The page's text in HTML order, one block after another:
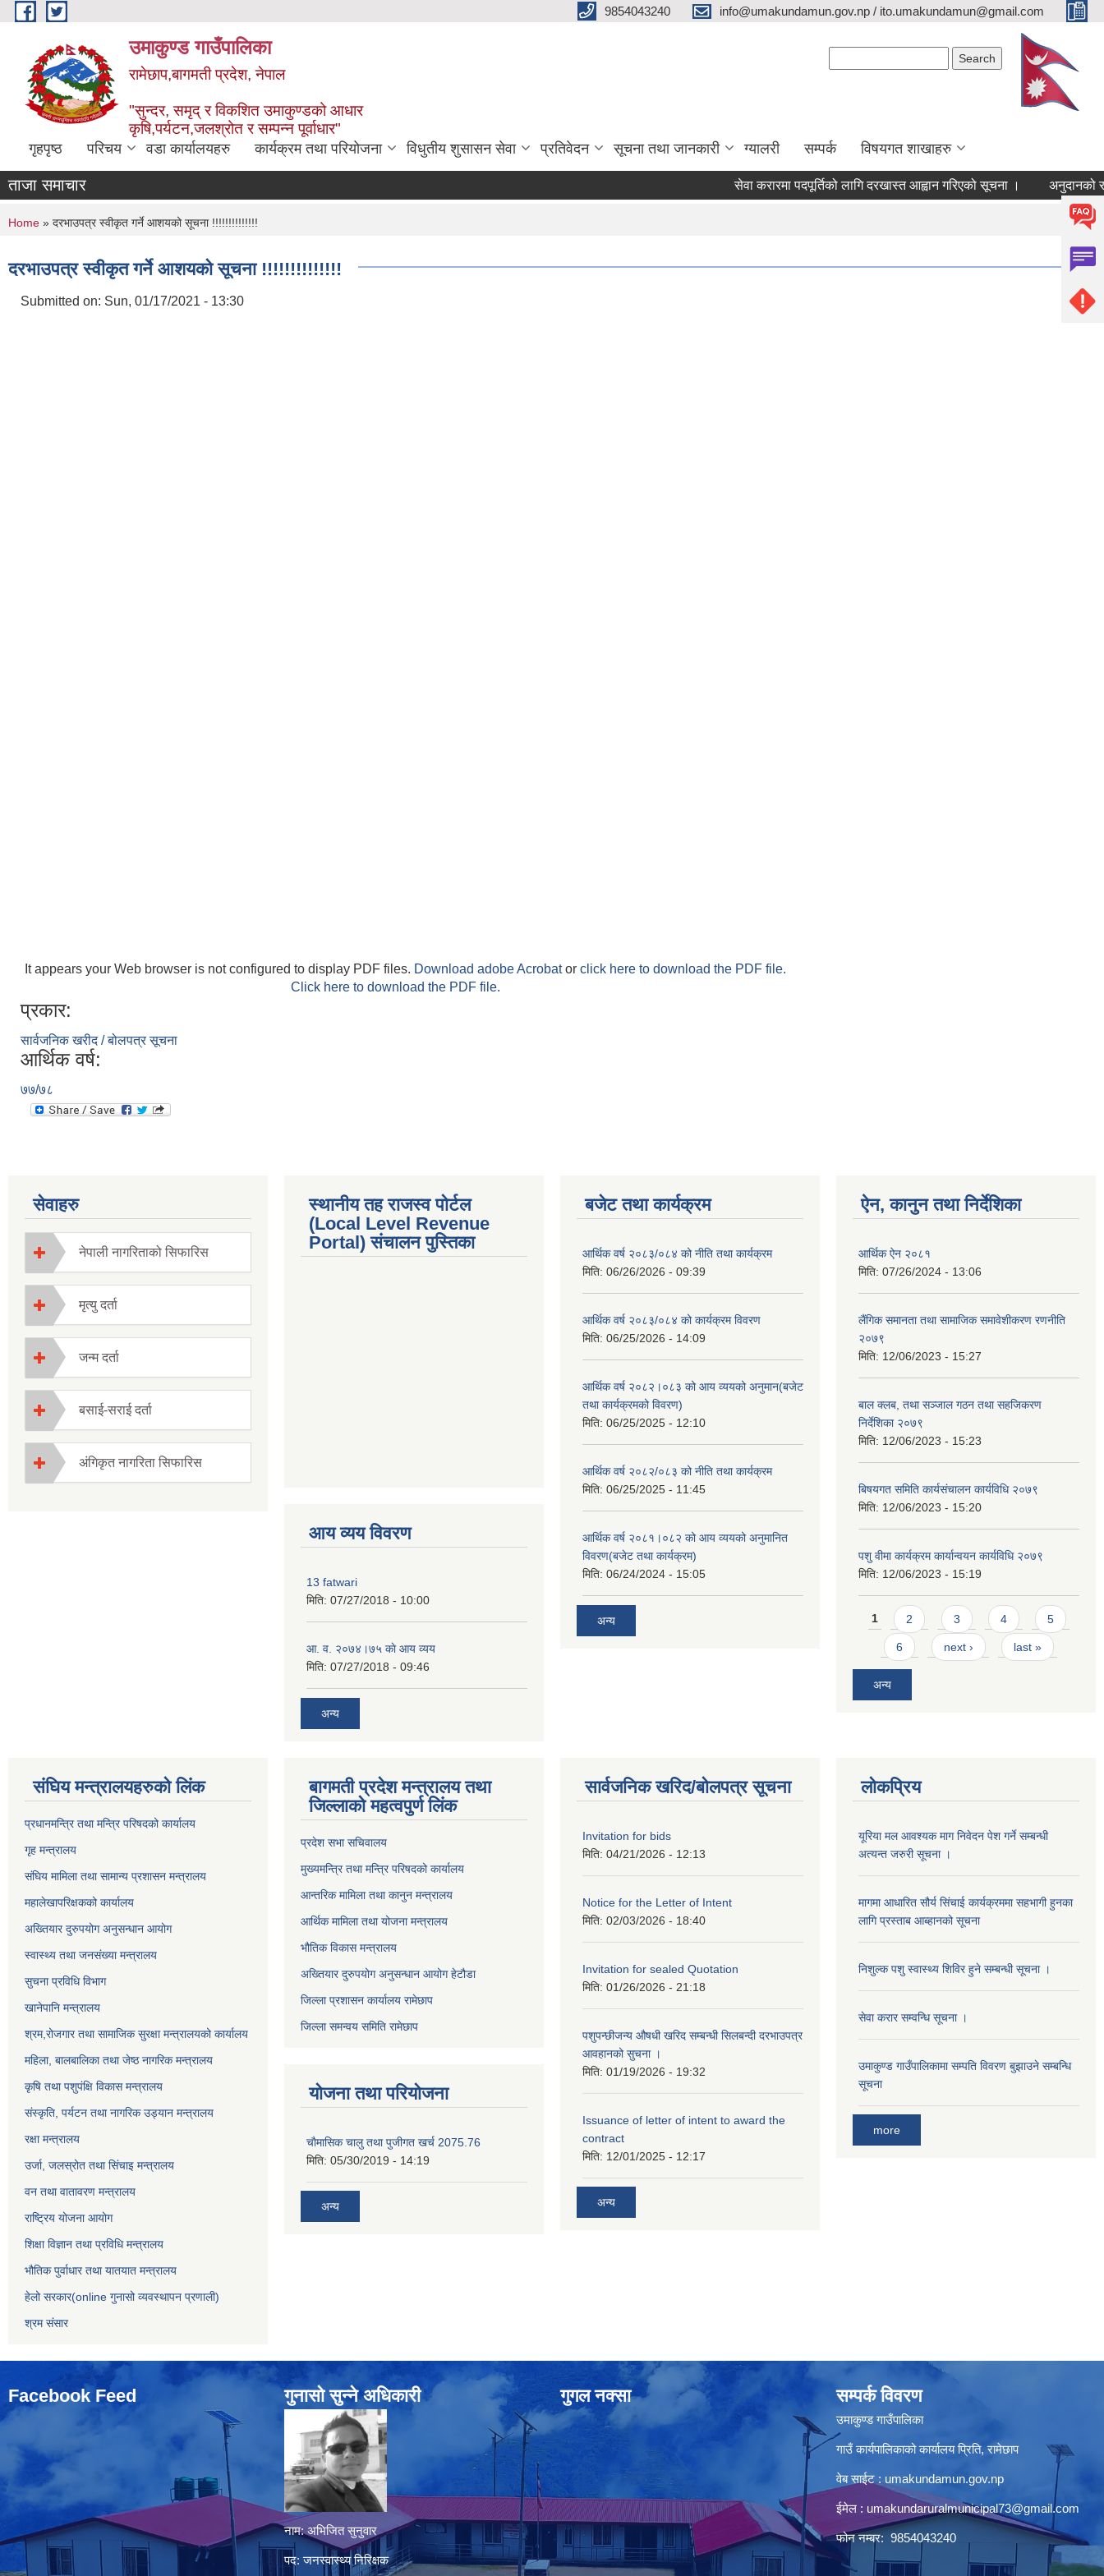
Skip to main content 9854043240 info@umakundamun.gov.np / ito.umakundamun@gmail.com
उमाकुण्ड गाउँपालिका
रामेछाप,बागमती प्रदेश, नेपाल
"सुन्दर, समृद् र विकशित उमाकुण्डको आधार
कृषि,पर्यटन,जलश्रोत र सम्पन्न पूर्वाधार"
गृहपृष्ठ परिचय वडा कार्यालयहरु कार्यक्रम तथा परियोजना विधुतीय शुसासन सेवा प्रतिवेदन सूचना तथा जानकारी ग्यालरी सम्पर्क विषयगत शाखाहरु
ताजा समाचार सेवा करारमा पदपूर्तिको लागि दरखास्त आह्वान गरिएको सूचना । अनुदानको
You are here
Home » दरभाउपत्र स्वीकृत गर्ने आशयको सूचना !!!!!!!!!!!!!!
दरभाउपत्र स्वीकृत गर्ने आशयको सूचना !!!!!!!!!!!!!!
Submitted on: Sun, 01/17/2021 - 13:30
It appears your Web browser is not configured to display PDF files. Download adobe Acrobator click here to download the PDF file.
Click here to download the PDF file.
प्रकार:
सार्वजनिक खरीद / बोलपत्र सूचना
आर्थिक वर्ष:
७७/७८
सेवाहरु
नेपाली नागरिताको सिफारिस
मृत्यु दर्ता
जन्म दर्ता
बसाई-सराई दर्ता
अंगिकृत नागरिता सिफारिस
स्थानीय तह राजस्व पोर्टल
(Local Level Revenue
Portal) संचालन पुस्तिका
आय व्यय विवरण
13 fatwari
मिति: 07/27/2018 - 10:00
आ‍. व. २०७४।७५ काे आय व्यय
मिति: 07/27/2018 - 09:46
अन्य
बजेट तथा कार्यक्रम
आर्थिक वर्ष २०८३/०८४ को नीति तथा कार्यक्रम
मिति: 06/26/2026 - 09:39
आर्थिक वर्ष २०८३/०८४ को कार्यक्रम विवरण
मिति: 06/25/2026 - 14:09
आर्थिक वर्ष २०८२।०८३ को आय व्ययको अनुमान(बजेट
तथा कार्यक्रमको विवरण)
मिति: 06/25/2025 - 12:10
आर्थिक वर्ष २०८२/०८३ को नीति तथा कार्यक्रम
मिति: 06/25/2025 - 11:45
आर्थिक वर्ष २०८१।०८२ को आय व्ययको अनुमानित
विवरण(बजेट तथा कार्यक्रम)
मिति: 06/24/2024 - 15:05
अन्य
ऐन, कानुन तथा निर्देशिका
आर्थिक ऐन २०८१
मिति: 07/26/2024 - 13:06
लैंगिक समानता तथा सामाजिक समावेशीकरण रणनीति
२०७९
मिति: 12/06/2023 - 15:27
बाल क्लब, तथा सञ्जाल गठन तथा सहजिकरण
निर्देशिका २०७९
मिति: 12/06/2023 - 15:23
बिषयगत समिति कार्यसंचालन कार्यविधि २०७९
मिति: 12/06/2023 - 15:20
पशु वीमा कार्यक्रम कार्यान्वयन कार्यविधि २०७९
मिति: 12/06/2023 - 15:19
Pages
1 2 3 4 5
6 next › last »
अन्य
संघिय मन्त्र‍ालयहरुको लिंक
प्रधानमन्त्रि तथा मन्त्रि परिषदको कार्यालय
गृह मन्त्रालय
संघिय मामिला तथा सामान्य प्रशासन मन्त्रालय
महालेखापरिक्षकको कार्यालय
अख्तियार दुरुपयोग अनुसन्धान आयोग
स्वास्थ्य तथा जनसंख्या मन्त्रालय
सुचना प्रविधि विभाग
खानेपानि मन्त्रालय
श्रम,रोजगार तथा सामाजिक सुरक्षा मन्त्रालयको कार्यालय
महिला, बालबालिका तथा जेष्ठ नागरिक मन्त्रालय
कृषि तथा पशुपंक्षि विकास मन्त्रालय
संस्कृति, पर्यटन तथा नागरिक उड्‍यान मन्त्रालय
रक्षा मन्त्रालय
उर्जा, जलस्रोत तथा सिंचाइ मन्त्रालय
वन तथा वातावरण मन्त्रालय
राष्ट्रिय योजना आयोग
शिक्षा विज्ञान तथा प्रविधि मन्त्रालय
भौतिक पुर्वाधार तथा यातयात मन्त्रालय
हेलो सरकार(online गुनासो व्यवस्थापन प्रणाली)
श्रम संसार
बागमती प्रदेश मन्त्रालय तथा
जिल्लाको महत्वपुर्ण लिंक
प्रदेश सभा सचिवालय
मुख्यमन्त्रि तथा मन्त्रि परिषदको कार्यालय
आन्तरिक मामिला तथा कानुन मन्त्रालय
आर्थिक मामिला तथा योजना मन्त्रालय
भौतिक विकास मन्त्रालय
अख्तियार दुरुपयोग अनुसन्धान आयोग हेटौडा
जिल्ला प्रशासन कार्यालय रामेछाप
जिल्ला समन्वय समिति रामेछाप
योजना तथा परियोजना
चाैमासिक चालु तथा पुजीगत खर्च 2075.76
मिति: 05/30/2019 - 14:19
अन्य
सार्वजनिक खरिद/बोलपत्र सूचना
Invitation for bids
मिति: 04/21/2026 - 12:13
Notice for the Letter of Intent
मिति: 02/03/2026 - 18:40
Invitation for sealed Quotation
मिति: 01/26/2026 - 21:18
पशुपन्छीजन्य औषधी खरिद सम्बन्धी सिलबन्दी दरभाउपत्र
आवहानको सुचना ।
मिति: 01/19/2026 - 19:32
Issuance of letter of intent to award the
contract
मिति: 12/01/2025 - 12:17
अन्य
लोकप्रिय
यूरिया मल आवश्यक माग निवेदन पेश गर्ने सम्बन्धी
अत्यन्त जरुरी सूचना ।
मागमा आधारित सौर्य सिंचाई कार्यक्रममा सहभागी हुनका
लागि प्रस्ताब आब्हानको सूचना
निशुल्क पशु स्वास्थ्य शिविर हुने सम्बन्धी सूचना ।
सेवा करार सम्वन्धि सूचना ।
उमाकुण्ड गाउँपालिकामा सम्पति विवरण बुझाउने सम्बन्धि
सूचना
more
Facebook Feed गुनासो सुन्‍ने अधिकारी
नाम: अभिजित सुनुवार
पद: जनस्वास्थ्य निरिक्षक
गुगल नक्सा सम्पर्क विवरण
उमाकुण्ड गाउँपालिका
गाउँ कार्यपालिकाको कार्यालय प्रिति, रामेछाप
वेब साईट : umakundamun.gov.np
ईमेल : umakundaruralmunicipal73@gmail.com
फोन नम्बर: 9854043240